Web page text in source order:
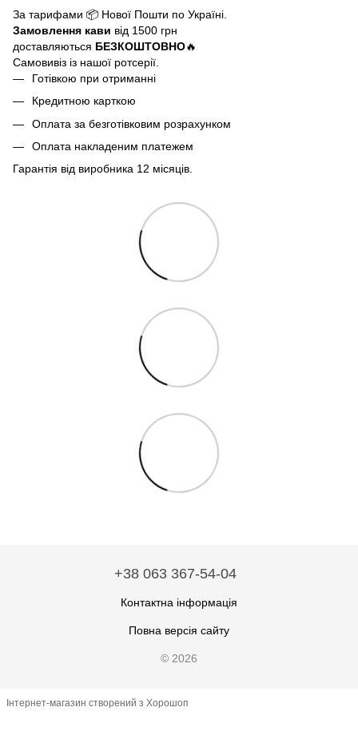
За тарифами 📦 Нової Пошти по Україні.
Замовлення кави від 1500 грн
доставляються БЕЗКОШТОВНО🔥
Самовивіз із нашої ротсерії.
Готівкою при отриманні
Кредитною карткою
Оплата за безготівковим розрахунком
Оплата накладеним платежем
Гарантія від виробника 12 місяців.
+38 063 367-54-04
Контактна інформація
Повна версія сайту
© 2026
Інтернет-магазин створений з Хорошоп